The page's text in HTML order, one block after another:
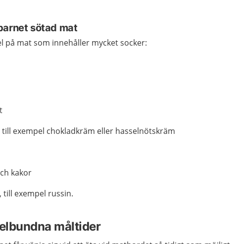
sötad mat
på mat som innehåller mycket socker:
till exempel chokladkräm eller hasselnötskräm
kakor
exempel russin.
måltider